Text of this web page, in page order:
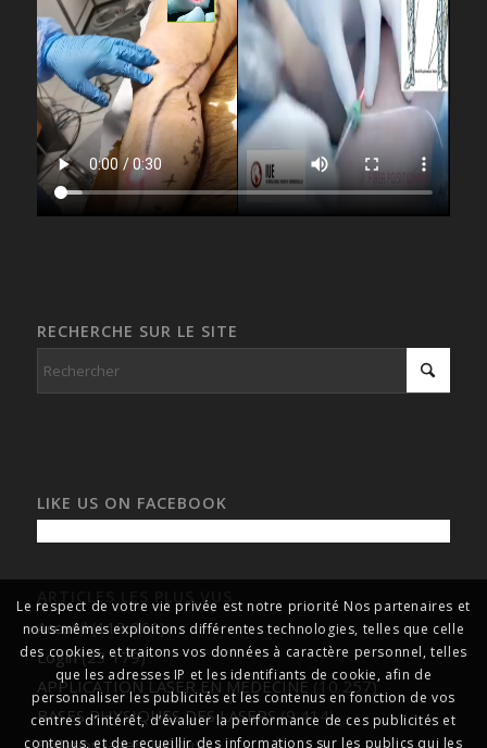
RECHERCHE SUR LE SITE
LIKE US ON FACEBOOK
ARTICLES LES PLUS VUS
Accueil (113 060)
Login (23 179)
APPLICATION LASER EN MEDECINE (10 257)
BASES PHYSIQUES DES LASERS (9 414)
Le respect de votre vie privée est notre priorité Nos partenaires et
nous-mêmes exploitons différentes technologies, telles que celle
des cookies, et traitons vos données à caractère personnel, telles
que les adresses IP et les identifiants de cookie, afin de
personnaliser les publicités et les contenus en fonction de vos
centres d’intérêt, d’évaluer la performance de ces publicités et
contenus, et de recueillir des informations sur les publics qui les